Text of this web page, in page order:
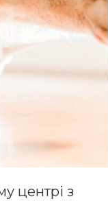
центрі з